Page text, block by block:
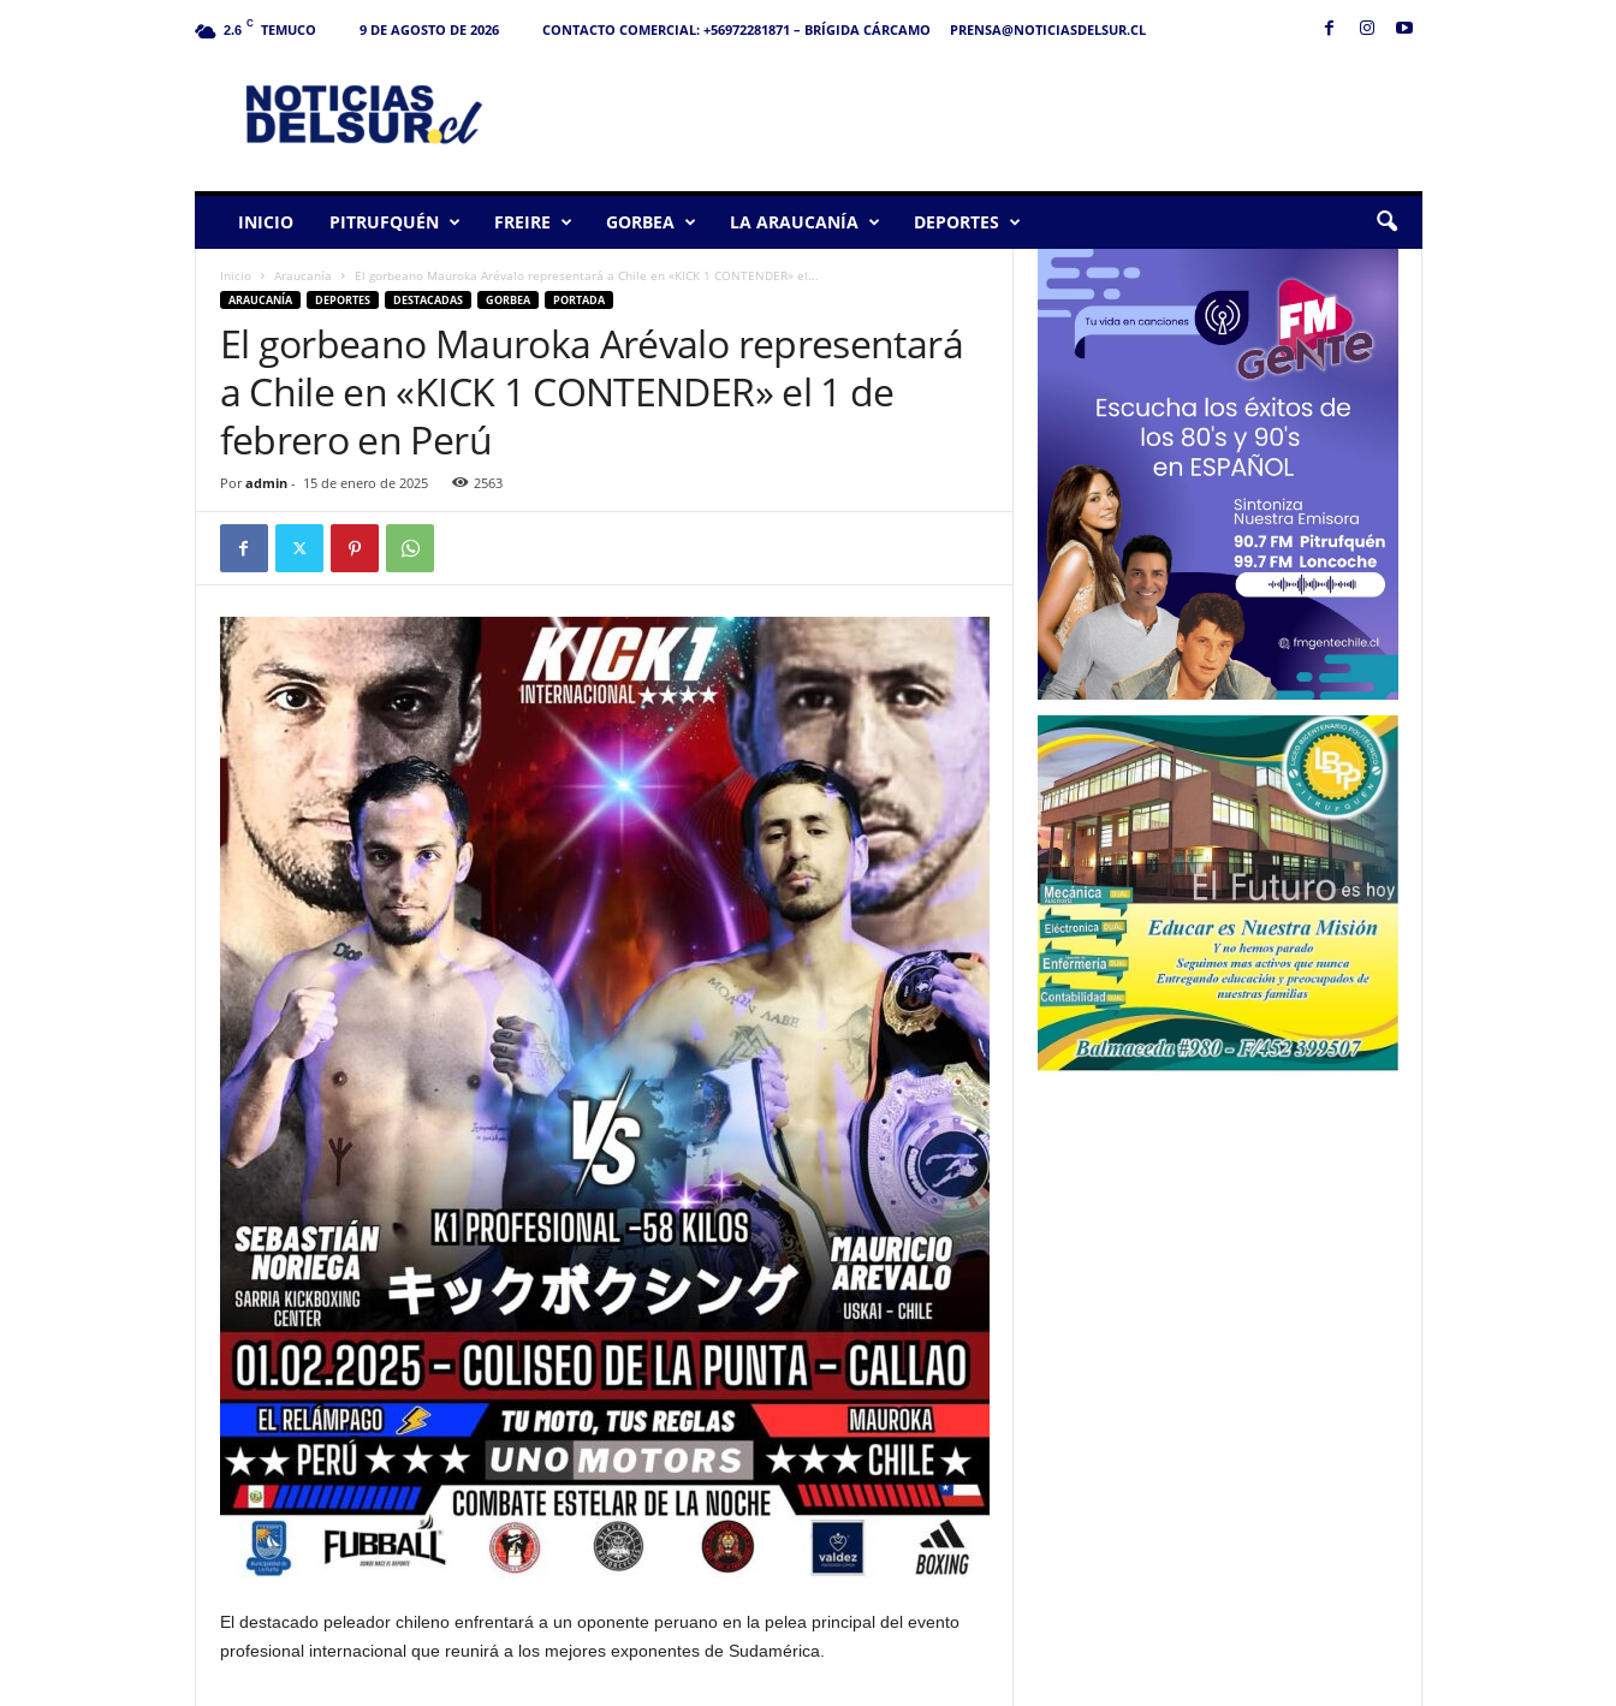
2.6 C TEMUCO 9 DE AGOSTO DE 2026 CONTACTO COMERCIAL: +56972281871 – BRÍGIDA CÁRCAMO
PRENSA@NOTICIASDELSUR.CL
INICIO PITRUFQUÉN FREIRE GORBEA LA ARAUCANÍA DEPORTES
Inicio Araucanía El gorbeano Mauroka Arévalo representará a Chile en «KICK 1 CONTENDER» el...
ARAUCANÍA DEPORTES DESTACADAS GORBEA PORTADA
El gorbeano Mauroka Arévalo representará
a Chile en «KICK 1 CONTENDER» el 1 de
febrero en Perú
Por admin- 15 de enero de 2025 2563
El destacado peleador chileno enfrentará a un oponente peruano en la pelea principal del evento
profesional internacional que reunirá a los mejores exponentes de Sudamérica.